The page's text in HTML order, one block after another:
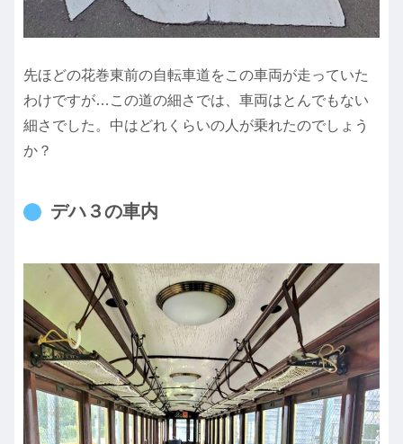
先ほどの花巻東前の自転車道をこの車両が走っていた
わけですが…この道の細さでは、車両はとんでもない
細さでした。中はどれくらいの人が乗れたのでしょう
か？
デハ３の車内